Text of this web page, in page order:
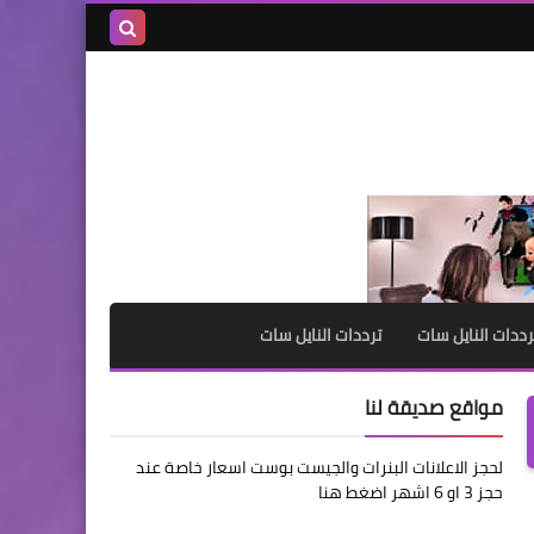
النايل سات ترددات النايل سات
مواقع صديقة لنا
لحجز الاعلانات البنرات والجيست بوست اسعار خاصة عند
حجز 3 او 6 اشهر اضغط هنا